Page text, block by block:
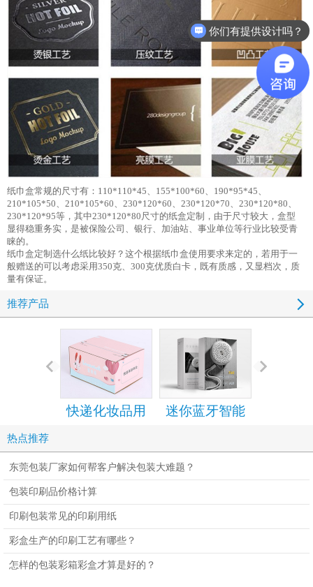
纸巾盒常规的尺寸有：110*110*45、155*100*60、190*95*45、
210*105*50、210*105*60、230*120*60、230*120*70、230*120*80、
230*120*95等，其中230*120*80尺寸的纸盒定制，由于尺寸较大，盒型
显得稳重务实，是被保险公司、银行、加油站、事业单位等行业比较受青
睐的。
纸巾盒定制选什么纸比较好？这个根据纸巾盒使用要求来定的，若用于一
般赠送的可以考虑采用350克、300克优质白卡，既有质感，又显档次，质
量有保证。
推荐产品
快递化妆品用
迷你蓝牙智能
设计定制
热点推荐
东莞包装厂家如何帮客户解决包装大难题？
包装印刷品价格计算
印刷包装常见的印刷用纸
彩盒生产的印刷工艺有哪些？
怎样的包装彩箱彩盒才算是好的？
你们有提供设计吗？